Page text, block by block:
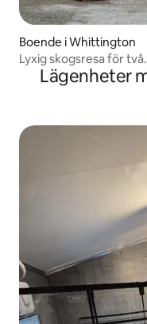
Boende i Whittington
Lyxig skogsresa för två.
Lägenheter